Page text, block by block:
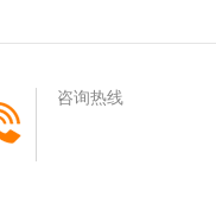
咨询热线